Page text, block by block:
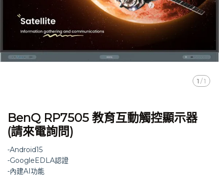
1 /1
BenQ RP7505 教育互動觸控顯示器
(請來電詢問)
-Android15
-GoogleEDLA認證
-內建AI功能